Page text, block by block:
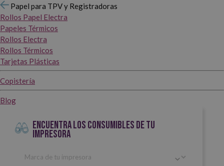
Papel para TPV y Registradoras
Rollos Papel Electra
Papeles Térmicos
Rollos Electra
Rollos Térmicos
Tarjetas Plásticas
Copistería
Blog
ENCUENTRA LOS CONSUMIBLES DE TU
IMPRESORA